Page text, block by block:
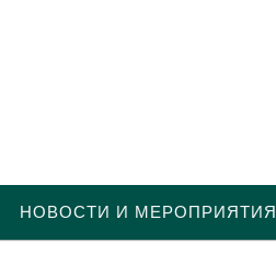
НОВОСТИ И МЕРОПРИЯТИЯ